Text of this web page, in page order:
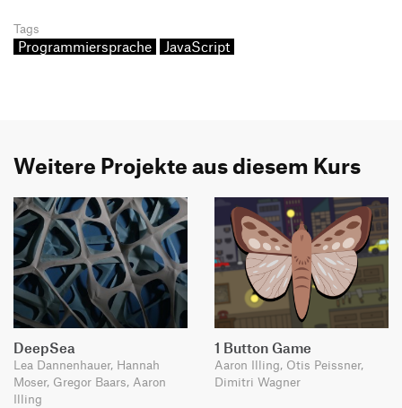
Tags
Programmiersprache JavaScript
Weitere Projekte aus diesem Kurs
DeepSea
Lea Dannenhauer, Hannah
Moser, Gregor Baars, Aaron
Illing
1 Button Game
Aaron Illing, Otis Peissner,
Dimitri Wagner